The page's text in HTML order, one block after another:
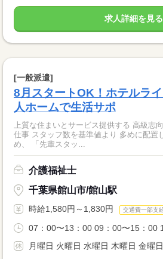
求人詳細を見る
[一般派遣]
8月スタートOK！ホテルラ
人ホームで生活サポ
上質な住まいとサービス提供する 高級志
仕事 スタッフ数を基準値より 多めに配置している施設が中心のた
め、 「先輩スタッ...
介護福祉士
千葉県館山市/館山駅
時給1,580円～1,830円 交通費一部支
07：00〜13：00 09：00〜15：00
月曜日 火曜日 水曜日 木曜日 金曜